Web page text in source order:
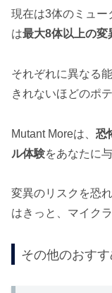
現在は3体のミュー
は最大8体以上の変
それぞれに異なる
きれないほどのポ
Mutant Moreは、 恐
ル体験をあなたに
変異のリスクを恐
はきっと、マイク
その他のおす